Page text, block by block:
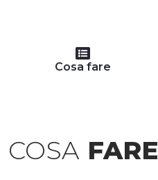
Cosa fare
COSA FARE